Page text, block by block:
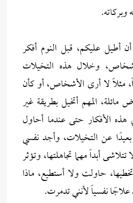
وبركاته.
أطيل عليكم، قبل النوم أفكر
وخلال هذه التخيلات
مثلًا لا أرى الأشخاص، أو كأن
المهم أتخيل بطريقة غير
الأفكار حتى عندما أحاول
عن التخيلات، وأجد نفسي
تتلاشى أبداً مهما تجاهلتها، وتؤثر
حاولت ولا أستطيع، ماذا
علاجًا نفسياً لأنني تدمرت.